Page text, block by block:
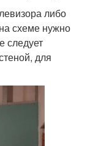
либо
схеме нужно
следует
для